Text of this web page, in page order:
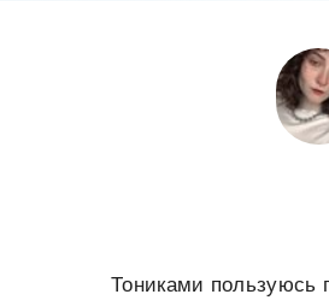
Тониками пользуюсь